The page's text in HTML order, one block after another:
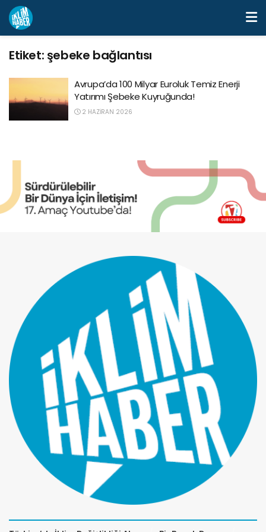
Etiket: şebeke bağlantısı
Avrupa’da 100 Milyar Euroluk Temiz Enerji
Yatırımı Şebeke Kuyruğunda!
2 HAZIRAN 2026